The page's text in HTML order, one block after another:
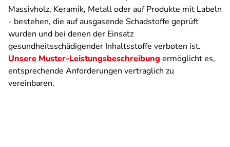
Massivholz, Keramik, Metall oder auf Produkte mit Labeln
- bestehen, die auf ausgasende Schadstoffe geprüft
wurden und bei denen der Einsatz
gesundheitsschädigender Inhaltsstoffe verboten ist.
Unsere Muster-Leistungsbeschreibung ermöglicht es,
entsprechende Anforderungen vertraglich zu
vereinbaren.